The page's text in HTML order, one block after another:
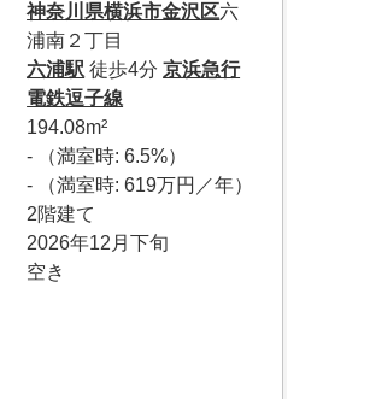
神奈川県横浜市金沢区六
浦南２丁目
六浦駅 徒歩4分京浜急行
電鉄逗子線
194.08m²
- （満室時: 6.5%）
- （満室時: 619万円／年）
2階建て
2026年12月下旬
空き